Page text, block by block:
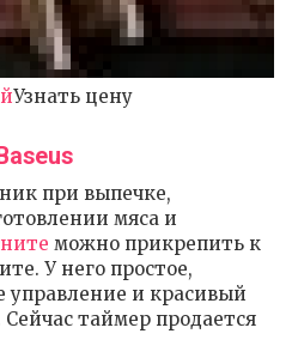
Узнать цену
при выпечке,
мяса и
можно прикрепить к
У него простое,
управление и красивый
таймер продается